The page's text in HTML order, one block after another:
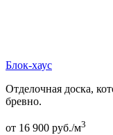
Блок-хаус
Отделочная доска,
бревно.
от 16 900 руб./м3